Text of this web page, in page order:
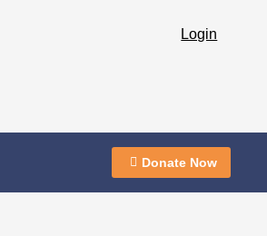
Login
Donate Now